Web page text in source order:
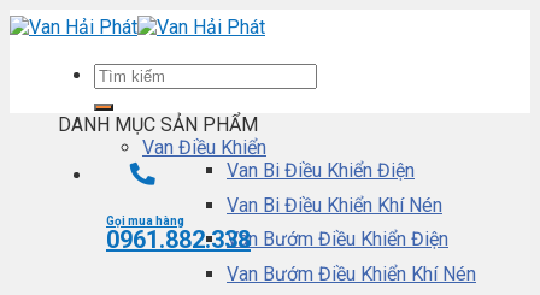
Skip
to
Gọi mua hàng
0961.882.338
DANH MỤC SẢN PHẨM
Van Điều Khiển
Van Bi Điều Khiển Điện
Van Bi Điều Khiển Khí Nén
Van Bướm Điều Khiển Điện
Van Bướm Điều Khiển Khí Nén